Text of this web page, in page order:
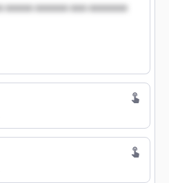
xxxxx xxxxxx xxx xxxxxxx